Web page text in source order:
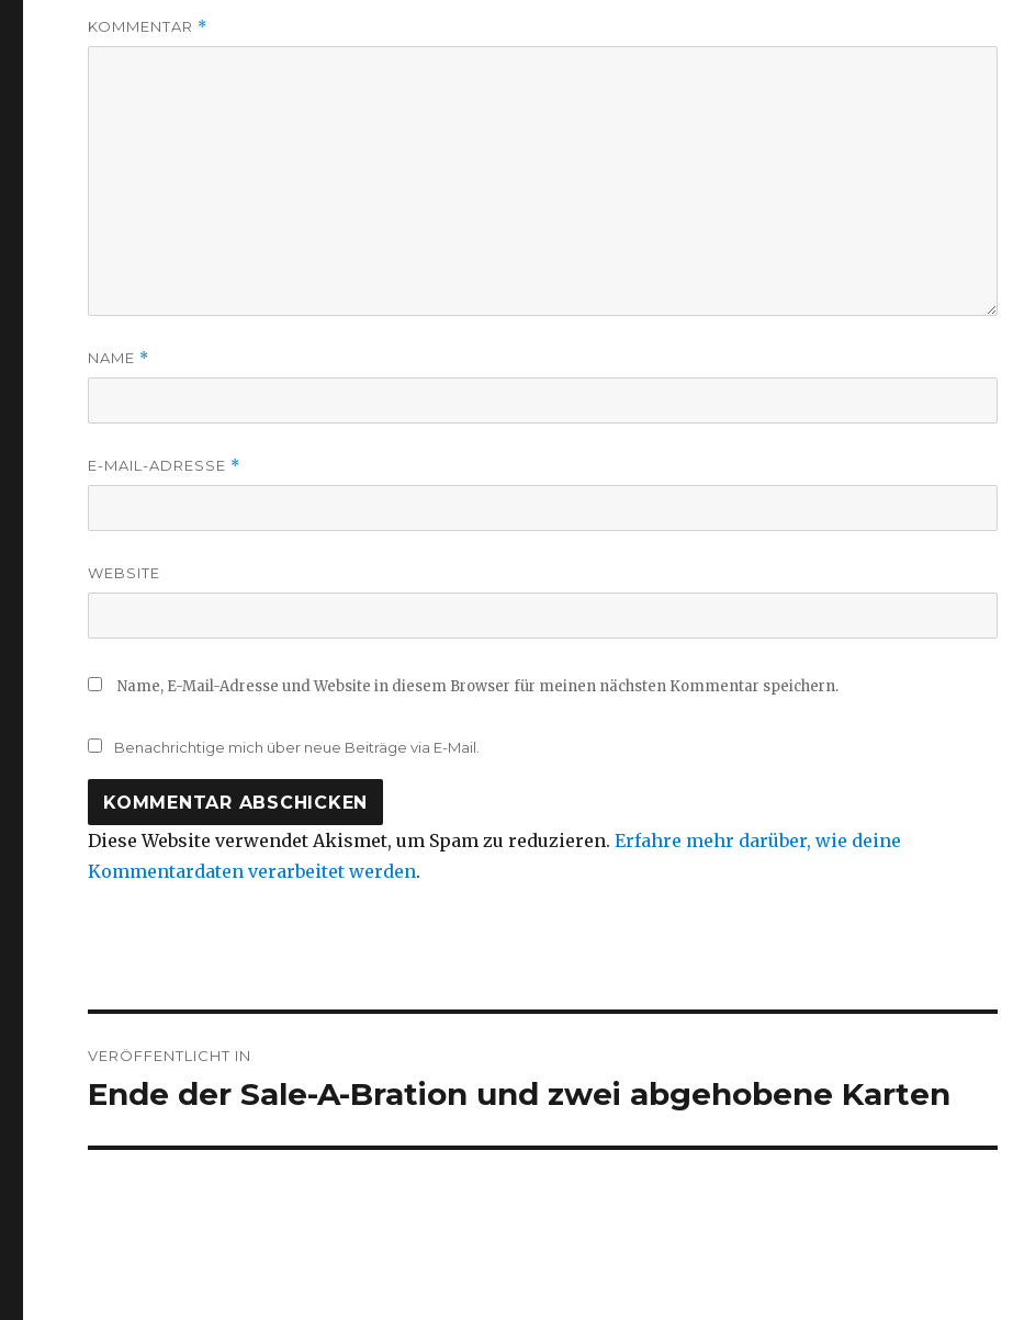
KOMMENTAR *
NAME *
E-MAIL-ADRESSE *
WEBSITE
Name, E-Mail-Adresse und Website in diesem Browser für meinen nächsten Kommentar speichern.
Benachrichtige mich über neue Beiträge via E-Mail.
Diese Website verwendet Akismet, um Spam zu reduzieren.Erfahre mehr darüber, wie deine
Kommentardaten verarbeitet werden.
VERÖFFENTLICHT IN
Ende der Sale-A-Bration und zwei abgehobene Karten